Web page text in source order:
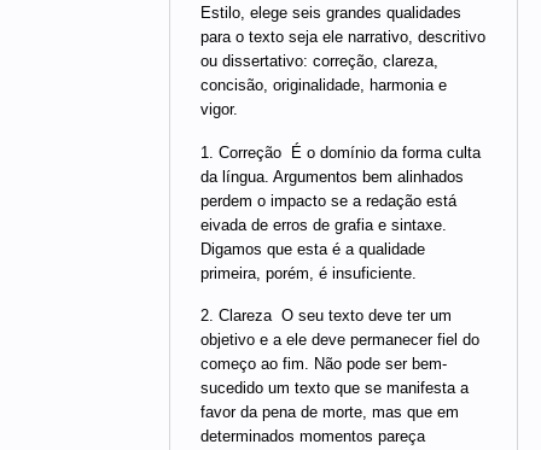
Estilo, elege seis grandes qualidades
para o texto seja ele narrativo, descritivo
ou dissertativo: correção, clareza,
concisão, originalidade, harmonia e
vigor.
1. Correção  É o domínio da forma culta
da língua. Argumentos bem alinhados
perdem o impacto se a redação está
eivada de erros de grafia e sintaxe.
Digamos que esta é a qualidade
primeira, porém, é insuficiente.
2. Clareza  O seu texto deve ter um
objetivo e a ele deve permanecer fiel do
começo ao fim. Não pode ser bem-
sucedido um texto que se manifesta a
favor da pena de morte, mas que em
determinados momentos pareça